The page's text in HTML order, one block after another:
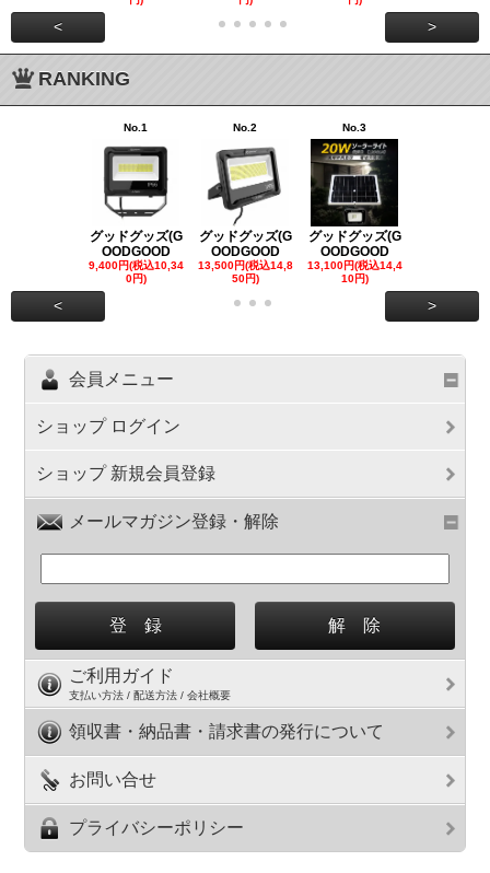
< >
RANKING
No.1
グッドグッズ(G
OODGOOD
9,400円(税込10,34
0円)
No.2
グッドグッズ(G
OODGOOD
13,500円(税込14,8
50円)
No.3
グッドグッズ(G
OODGOOD
13,100円(税込14,4
10円)
< >
会員メニュー
ショップ ログイン
ショップ 新規会員登録
メールマガジン登録・解除
ご利用ガイド
支払い方法 / 配送方法 / 会社概要
領収書・納品書・請求書の発行について
お問い合せ
プライバシーポリシー